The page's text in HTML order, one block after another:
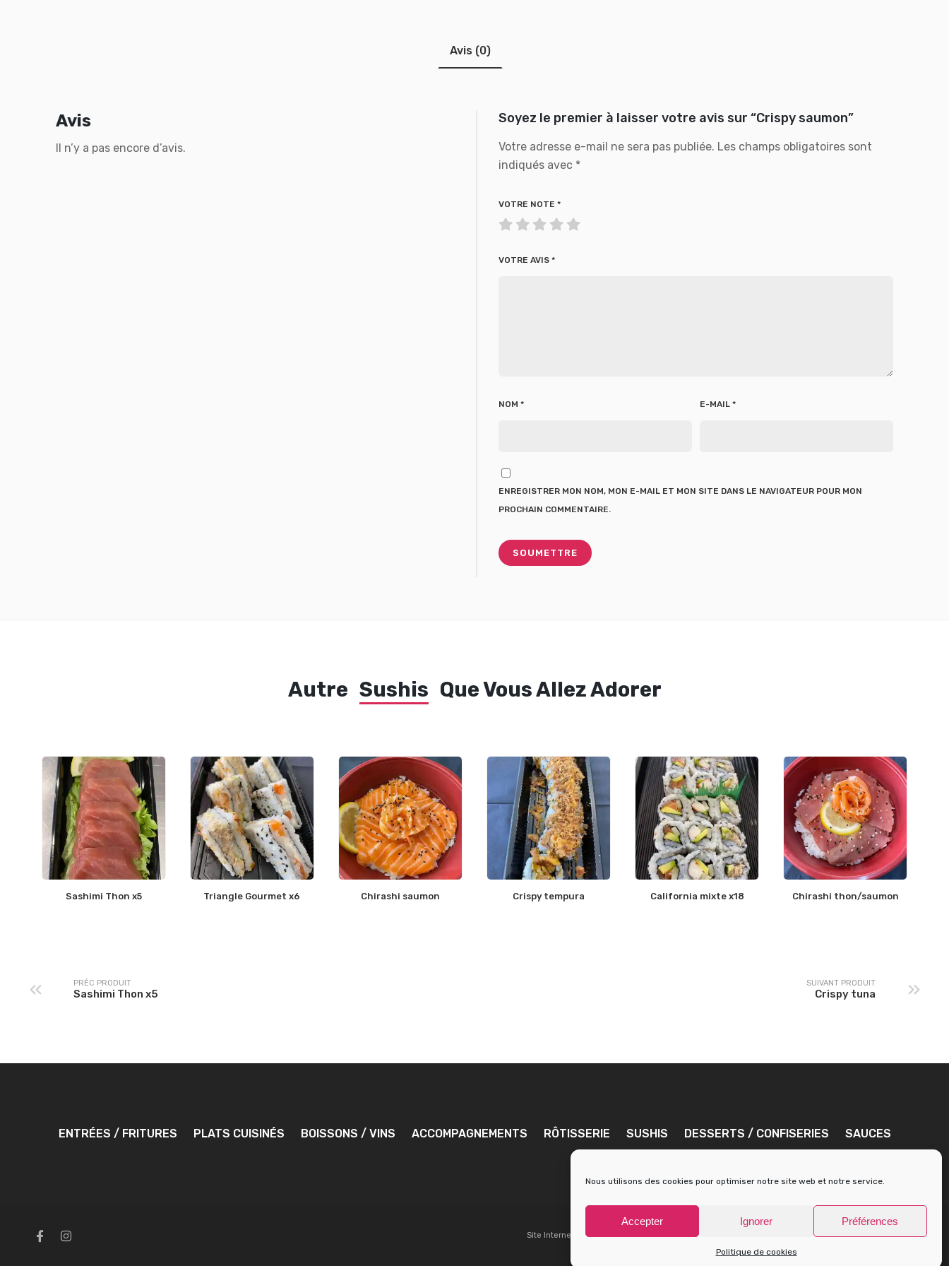
Nous utilisons des cookies pour optimiser notre site web et notre service.
Accepter Ignorer Préférences
Politique de cookies
Avis (0)
Avis
Il n’y a pas encore d’avis.
Soyez le premier à laisser votre avis sur “Crispy saumon”
Votre adresse e-mail ne sera pas publiée. Les champs obligatoires sont
indiqués avec *
VOTRE NOTE *
VOTRE AVIS *
NOM * E-MAIL *
ENREGISTRER MON NOM, MON E-MAIL ET MON SITE DANS LE NAVIGATEUR POUR MON
PROCHAIN COMMENTAIRE.
Autre Sushis Que Vous Allez Adorer
Sashimi Thon x5 Triangle Gourmet x6 Chirashi saumon Crispy tempura California mixte x18 Chirashi thon/saumon
PRÉC PRODUIT
Sashimi Thon x5
SUIVANT PRODUIT
Crispy tuna
ENTRÉES / FRITURES PLATS CUISINÉS BOISSONS / VINS ACCOMPAGNEMENTS RÔTISSERIE SUSHIS DESSERTS / CONFISERIES SAUCES
Site Internet réalisé parl'Atelier Digital de Nico| © 2021 Tous droits réservés -Mentions légales-Conditions